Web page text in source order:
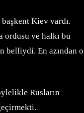
Kiev vardı.
ve halkı bu
belliydi. En azından o
Rusların